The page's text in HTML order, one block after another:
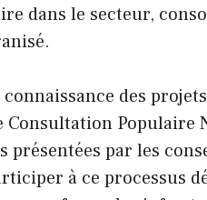
dans le secteur,
des
Populaire
présentées par les
à ce processus